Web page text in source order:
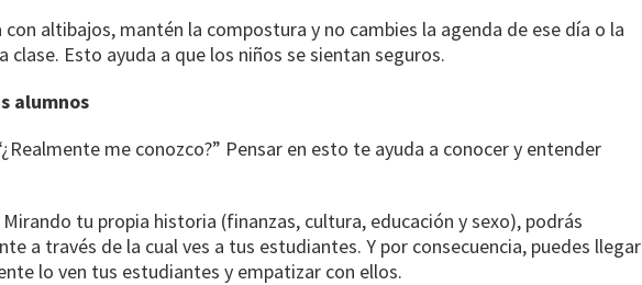
con altibajos, mantén la compostura y no cambies la agenda de ese día o la
clase. Esto ayuda a que los niños se sientan seguros.
alumnos
me conozco?” Pensar en esto te ayuda a conocer y entender
tu propia historia (finanzas, cultura, educación y sexo), podrás
a través de la cual ves a tus estudiantes. Y por consecuencia, puedes llegar
lo ven tus estudiantes y empatizar con ellos.